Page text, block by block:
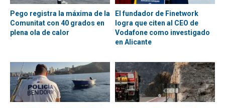
Pego registra la máxima de la
Comunitat con 40 grados en
plena ola de calor
El fundador de Finetwork
logra que citen al CEO de
Vodafone como investigado
en Alicante